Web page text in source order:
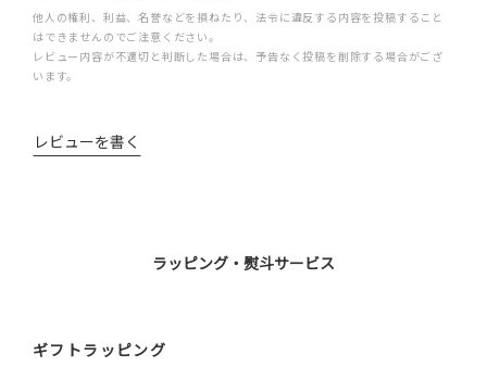
他人の権利、利益、名誉などを損ねたり、法令に違反する内容を投稿すること
はできませんのでご注意ください。
レビュー内容が不適切と判断した場合は、予告なく投稿を削除する場合がござ
います。
レビューを書く
ラッピング・熨斗サービス
ギフトラッピング